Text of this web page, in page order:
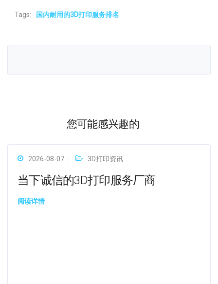
Tags: 国内耐用的3D打印服务排名
您可能感兴趣的
2026-08-07 3D打印资讯
当下诚信的3D打印服务厂商
阅读详情